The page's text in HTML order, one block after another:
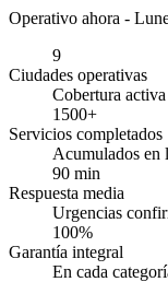
Operativo ahora -
9
Ciudades operativas
Cobertura activa
1500+
Servicios completados
Acumulados en
90 min
Respuesta media
Urgencias
100%
Garantía integral
En cada